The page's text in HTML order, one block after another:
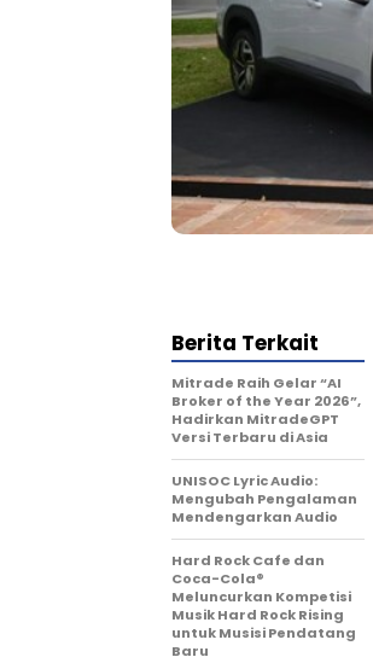
Berita Terkait
Mitrade Raih Gelar “AI
Broker of the Year 2026”,
Hadirkan MitradeGPT
Versi Terbaru di Asia
UNISOC Lyric Audio:
Mengubah Pengalaman
Mendengarkan Audio
Hard Rock Cafe dan
Coca-Cola®
Meluncurkan Kompetisi
Musik Hard Rock Rising
untuk Musisi Pendatang
Baru